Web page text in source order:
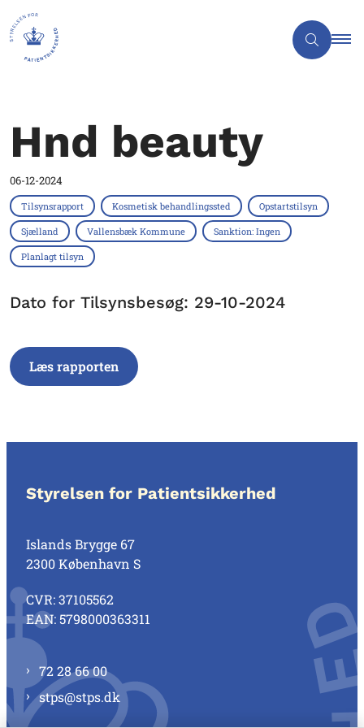
Hnd beauty
06-12-2024
Tilsynsrapport Kosmetisk behandlingssted Opstartstilsyn
Sjælland Vallensbæk Kommune Sanktion: Ingen
Planlagt tilsyn
Dato for Tilsynsbesøg: 29-10-2024
Læs rapporten
Styrelsen for Patientsikkerhed
Islands Brygge 67
2300 København S
CVR: 37105562
EAN: 5798000363311
72 28 66 00
stps@stps.dk